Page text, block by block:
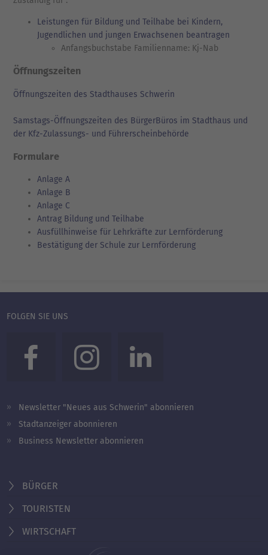
Leistungen für Bildung und Teilhabe bei Kindern,
Jugendlichen und jungen Erwachsenen beantragen
Anfangsbuchstabe Familienname: Kj-Nab
Öffnungszeiten
Öffnungszeiten des Stadthauses Schwerin
Samstags-Öffnungszeiten des BürgerBüros im Stadthaus und
der Kfz-Zulassungs- und Führerscheinbehörde
Formulare
Anlage A
Anlage B
Anlage C
Antrag Bildung und Teilhabe
Ausfüllhinweise für Lehrkräfte zur Lernförderung
Bestätigung der Schule zur Lernförderung
FOLGEN SIE UNS
Newsletter "Neues aus Schwerin" abonnieren
Stadtanzeiger abonnieren
Business Newsletter abonnieren
BÜRGER
TOURISTEN
WIRTSCHAFT